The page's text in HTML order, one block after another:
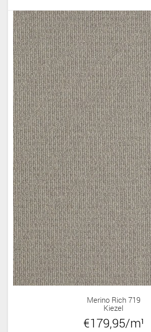
Merino Rich 719
Kiezel
€179,95/m¹